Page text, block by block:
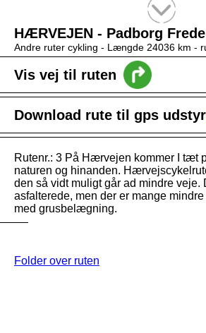
HÆRVEJEN - Padborg
Andre ruter cykling - Længde 24036 km -
Vis vej til ruten
Download rute til gps udstyr
Rutenr.: 3 På Hærvejen kommer I tæt
naturen og hinanden.
den så vidt muligt går ad mindre veje.
asfalterede, men der er mange
med grusbelægning.
Folder over ruten